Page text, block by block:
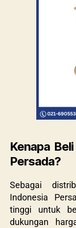
Kenapa
Persada?
Sebagai
Indonesia
tinggi untuk
dukungan